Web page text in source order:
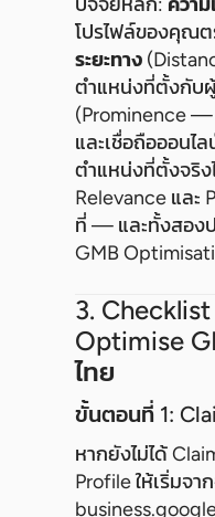
โปรไฟล์ของคุณ
ระยะทาง
ตำแหน่งที่ตั้งกับ
(Prominence
และเชื่อถือออนไ
ตำแหน่งที่ตั้งจริ
Relevance และ
ที่ — และทั้งสอง
GMB
3.
Optimise
ไทย
ขั้นตอนที่ 1:
หากยังไม่ได้
Profile ให้เริ่มจา